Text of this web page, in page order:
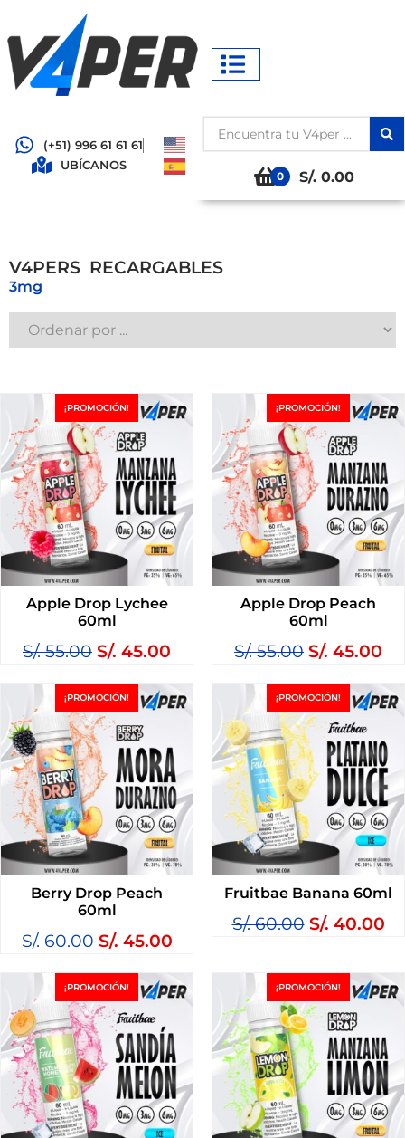
(+51) 996 61 61 61
UBÍCANOS
0
S/. 0.00
V4PERSRECARGABLES
3mg
¡PROMOCIÓN!
Apple Drop Lychee
60ml
S/.55.00 S/. 45.00
¡PROMOCIÓN!
Apple Drop Peach
60ml
S/.55.00 S/. 45.00
¡PROMOCIÓN!
Berry Drop Peach
60ml
S/.60.00 S/. 45.00
¡PROMOCIÓN!
Fruitbae Banana 60ml
S/.60.00 S/. 40.00
¡PROMOCIÓN! ¡PROMOCIÓN!